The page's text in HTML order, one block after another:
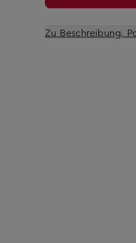
Zu Beschreibung,